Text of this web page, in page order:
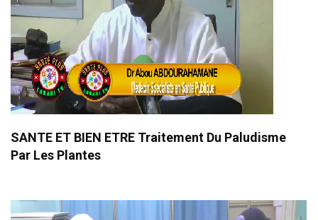
SANTE ET BIEN ETRE Traitement Du Paludisme
Par Les Plantes